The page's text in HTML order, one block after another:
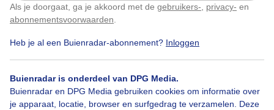
Als je doorgaat, ga je akkoord met de gebruikers- privacy- en
abonnementsvoorwaarden
Heb je al een Buienradar-abonnement? Inloggen
Buienradar is onderdeel van DPG Media.
Buienradar en DPG Media gebruiken cookies om informatie over
je apparaat, locatie, browser en surfgedrag te verzamelen. Deze
Bekijk slideshow
Klik hierom dit aan te passen